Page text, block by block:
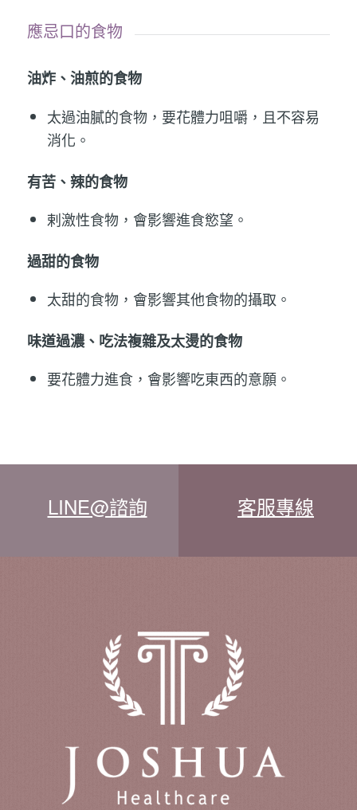
應忌口的食物
油炸、油煎的食物
太過油膩的食物，要花體力咀嚼，且不容易
消化。
有苦、辣的食物
剌激性食物，會影響進食慾望。
過甜的食物
太甜的食物，會影響其他食物的攝取。
味道過濃、吃法複雜及太燙的食物
要花體力進食，會影響吃東西的意願。
LINE@諮詢 客服專線